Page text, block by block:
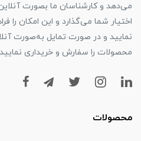
می‌دهد و کارشناسان ما بصورت
اختیار شما می‌گذارد و این امکان را
نمایید و در صورت تمایل به‌صورت
محصولات را سفارش و خریداری
محصولات